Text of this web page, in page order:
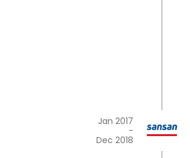
Jan 2017
-
Dec 2018